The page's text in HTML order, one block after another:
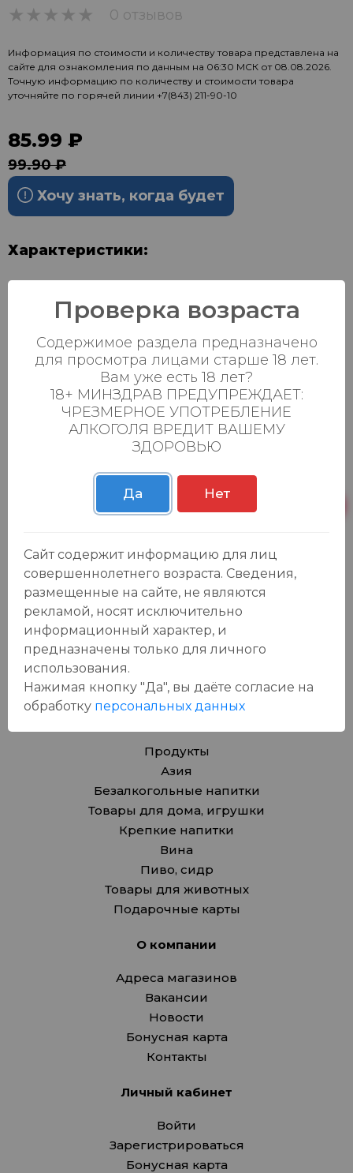
0 отзывов
Информация по стоимости и количеству товара представлена на
сайте для ознакомления по данным на 06:30 МСК от 08.08.2026.
Точную информацию по количеству и стоимости товара
уточняйте по горячей линии +7(843) 211-90-10
85.99 ₽
99.90 ₽
Хочу знать, когда будет
Характеристики:
Страна происхождения: РОССИЯ
У данного товара еще нет отзывов, будьте первым, кто
оставит отзыв!
Продукты
Азия
Безалкогольные напитки
Товары для дома, игрушки
Крепкие напитки
Вина
Пиво, сидр
Товары для животных
Подарочные карты
О компании
Адреса магазинов
Вакансии
Новости
Бонусная карта
Контакты
Личный кабинет
Войти
Зарегистрироваться
Бонусная карта
Проверка возраста
Содержимое раздела предназначено
для просмотра лицами старше 18 лет.
Вам уже есть 18 лет?
18+ МИНЗДРАВ ПРЕДУПРЕЖДАЕТ:
ЧРЕЗМЕРНОЕ УПОТРЕБЛЕНИЕ
АЛКОГОЛЯ ВРЕДИТ ВАШЕМУ
ЗДОРОВЬЮ
Да Нет
Сайт содержит информацию для лиц
совершеннолетнего возраста. Сведения,
размещенные на сайте, не являются
рекламой, носят исключительно
информационный характер, и
предназначены только для личного
использования.
Нажимая кнопку "Да", вы даёте cогласие на
обработку персональных данных